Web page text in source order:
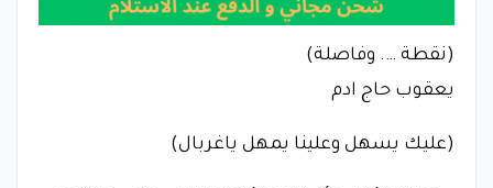
(نقطة …. وفاصلة)
يعقوب حاج ادم
(عليك يسهل وعلينا يمهل ياغربال)